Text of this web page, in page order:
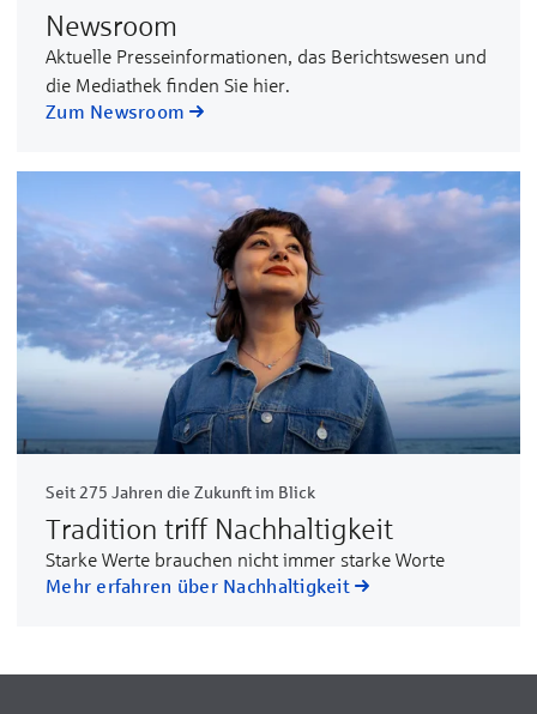
Newsroom
Aktuelle Presseinformationen, das Berichtswesen und
die Mediathek finden Sie hier.
Zum Newsroom
Seit 275 Jahren die Zukunft im Blick
Tradition triff Nachhaltigkeit
Starke Werte brauchen nicht immer starke Worte
Mehr erfahren über Nachhaltigkeit